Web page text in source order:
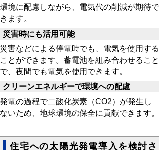
環境に配慮しながら、電気代の削減が期待で
きます。
災害時にも活用可能
災害などによる停電時でも、電気を使用する
ことができます。蓄電池を組み合わせること
で、夜間でも電気を使用できます。
クリーンエネルギーで環境への配慮
発電の過程で二酸化炭素（CO2）が発生し
ないため、地球環境の保全に貢献できます。
住宅への太陽光発電導入を検討さ